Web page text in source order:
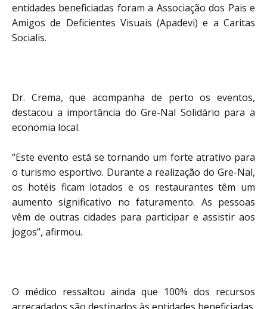
entidades beneficiadas foram a Associação dos Pais e
Amigos de Deficientes Visuais (Apadevi) e a Caritas
Socialis.
Dr. Crema, que acompanha de perto os eventos,
destacou a importância do Gre-Nal Solidário para a
economia local.
“Este evento está se tornando um forte atrativo para
o turismo esportivo. Durante a realização do Gre-Nal,
os hotéis ficam lotados e os restaurantes têm um
aumento significativo no faturamento. As pessoas
vêm de outras cidades para participar e assistir aos
jogos”, afirmou.
O médico ressaltou ainda que 100% dos recursos